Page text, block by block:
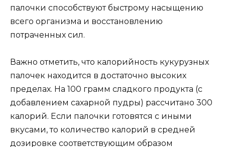
палочки способствуют быстрому насыщению
всего организма и восстановлению
потраченных сил.
Важно отметить, что калорийность кукурузных
палочек находится в достаточно высоких
пределах. На 100 грамм сладкого продукта (с
добавлением сахарной пудры) рассчитано 300
калорий. Если палочки готовятся с иными
вкусами, то количество калорий в средней
дозировке соответствующим образом